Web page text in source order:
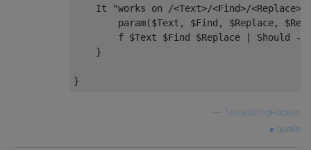
It
"works on /<Text>/<Find>/
        param
($Text , $Find , $Replace,
        f $Text $Find $Replace
Should -
}
}
TessellatingHeckler
quelle